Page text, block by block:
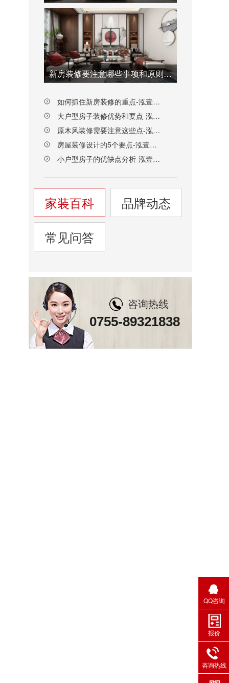
新房装修要注意哪些事项和原则-泓壹设计
如何抓住新房装修的重点-泓壹设计
大户型房子装修优势和要点-泓壹设计
原木风装修需要注意这些点-泓壹设计
房屋装修设计的5个要点-泓壹设计
小户型房子的优缺点分析-泓壹设计
家装百科
品牌动态
常见问答
咨询热线
0755-89321838
QQ咨询
报价
咨询热线